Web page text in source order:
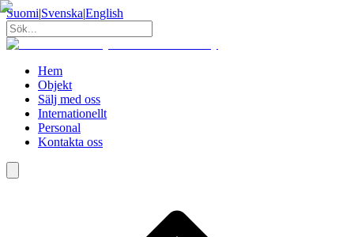
Suomi|Svenska|English
Hem
Objekt
Sälj med oss
Internationellt
Personal
Kontakta oss